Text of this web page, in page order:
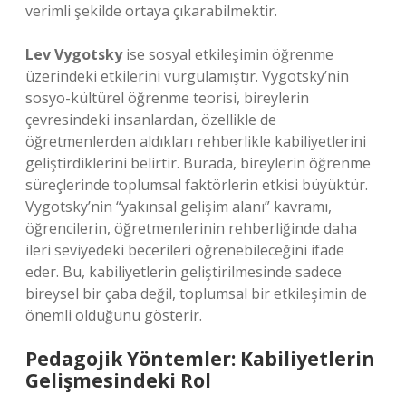
verimli şekilde ortaya çıkarabilmektir.
Lev Vygotskyise sosyal etkileşimin öğrenme
üzerindeki etkilerini vurgulamıştır. Vygotsky’nin
sosyo-kültürel öğrenme teorisi, bireylerin
çevresindeki insanlardan, özellikle de
öğretmenlerden aldıkları rehberlikle kabiliyetlerini
geliştirdiklerini belirtir. Burada, bireylerin öğrenme
süreçlerinde toplumsal faktörlerin etkisi büyüktür.
Vygotsky’nin “yakınsal gelişim alanı” kavramı,
öğrencilerin, öğretmenlerinin rehberliğinde daha
ileri seviyedeki becerileri öğrenebileceğini ifade
eder. Bu, kabiliyetlerin geliştirilmesinde sadece
bireysel bir çaba değil, toplumsal bir etkileşimin de
önemli olduğunu gösterir.
Pedagojik Yöntemler: Kabiliyetlerin
Gelişmesindeki Rol